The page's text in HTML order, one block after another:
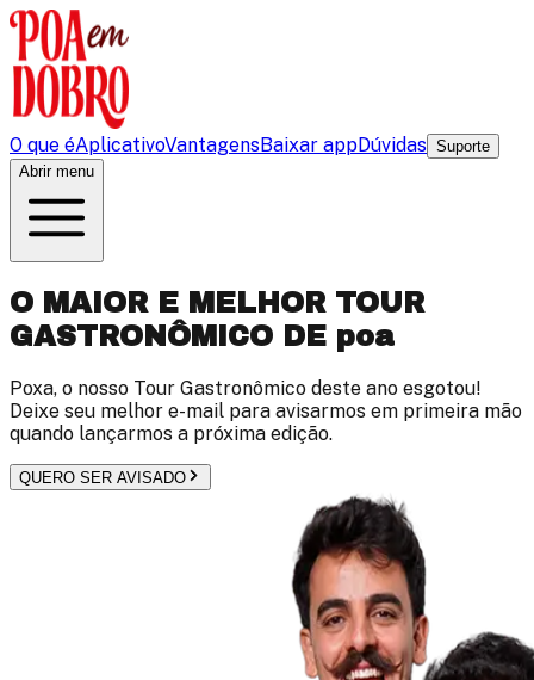
O que éAplicativoVantagensBaixar appDúvidas Suporte
Abrir menu
O MAIOR E MELHOR TOUR
GASTRONÔMICO DE poa
Poxa, o nosso Tour Gastronômico deste ano esgotou!
Deixe seu melhor e-mail para avisarmos em primeira mão
quando lançarmos a próxima edição.
QUERO SER AVISADO